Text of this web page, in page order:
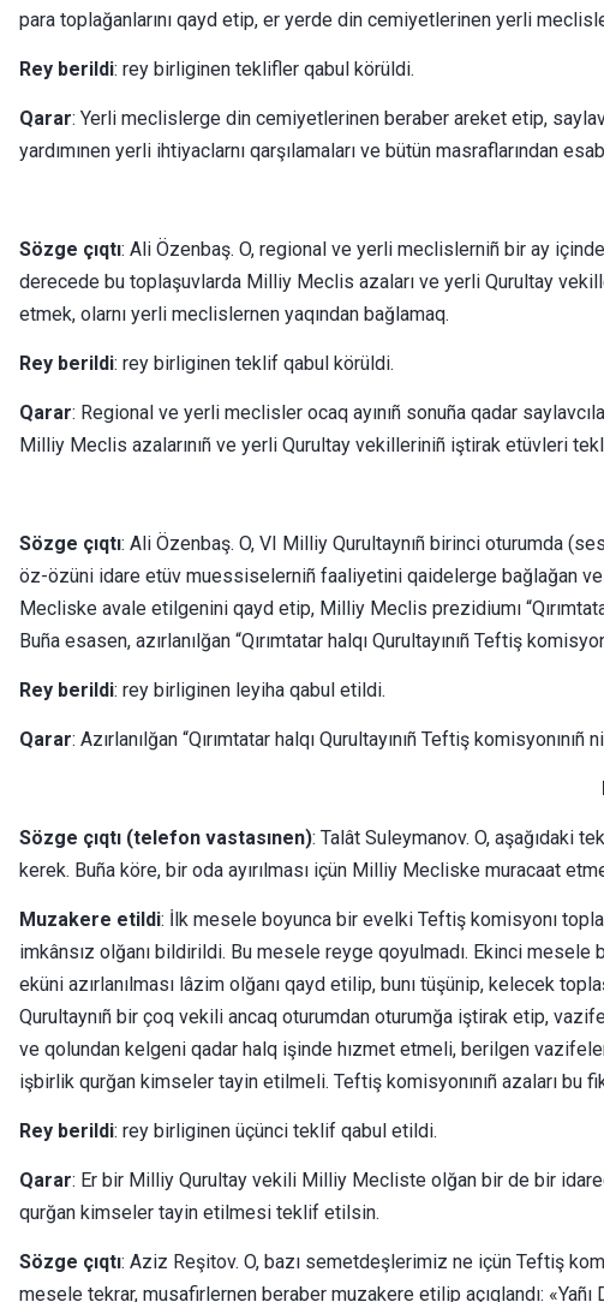
para toplağanlarını qayd etip, er yerde din cemiyetlerinen yerli
Rey berildi: rey birliginen teklifler qabul körüldi.
Qarar: Yerli meclislerge din cemiyetlerinen beraber areket etip,
yardımınen yerli ihtiyaclarnı qarşılamaları ve bütün masraflarından
Sözge çıqtı: Ali Özenbaş. O, regional ve yerli meclislerniñ bir ay
derecede bu toplaşuvlarda Milliy Meclis azaları ve yerli Qurultay
etmek, olarnı yerli meclislernen yaqından bağlamaq.
Rey berildi: rey birliginen teklif qabul körüldi.
Qarar: Regional ve yerli meclisler ocaq ayınıñ sonuña qadar
Milliy Meclis azalarınıñ ve yerli Qurultay vekilleriniñ iştirak etüvleri
Sözge çıqtı: Ali Özenbaş. O, VI Milliy Qurultaynıñ birinci oturumda
öz-özüni idare etüv muessiselerniñ faaliyetini qaidelerge bağlağan
Mecliske avale etilgenini qayd etip, Milliy Meclis prezidiumı
Buña esasen, azırlanılğan “Qırımtatar halqı Qurultayınıñ Teftiş
Rey berildi: rey birliginen leyiha qabul etildi.
Qarar: Azırlanılğan “Qırımtatar halqı Qurultayınıñ Teftiş
Sözge çıqtı (telefon vastasınen): Talât Suleymanov. O, aşağıdaki
kerek. Buña köre, bir oda ayırılması içün Milliy Mecliske muracaat
Muzakere etildi: İlk mesele boyunca bir evelki Teftiş komisyonı
imkânsız olğanı bildirildi. Bu mesele reyge qoyulmadı. Ekinci mesele
eküni azırlanılması lâzim olğanı qayd etilip, bunı tüşünip, kelecek
Qurultaynıñ bir çoq vekili ancaq oturumdan oturumğa iştirak etip,
ve qolundan kelgeni qadar halq işinde hızmet etmeli, berilgen
işbirlik qurğan kimseler tayin etilmeli. Teftiş komisyonınıñ azaları bu
Rey berildi: rey birliginen üçünci teklif qabul etildi.
Qarar: Er bir Milliy Qurultay vekili Milliy Mecliste olğan bir de bir
qurğan kimseler tayin etilmesi teklif etilsin.
Sözge çıqtı: Aziz Reşitov. O, bazı semetdeşlerimiz ne içün Teftiş
mesele tekrar, musafirlernen beraber muzakere etilip açıqlandı: